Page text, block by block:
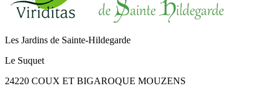
Les Jardins de Sainte-Hildegarde
Le Suquet
24220 COUX ET BIGAROQUE MOUZENS